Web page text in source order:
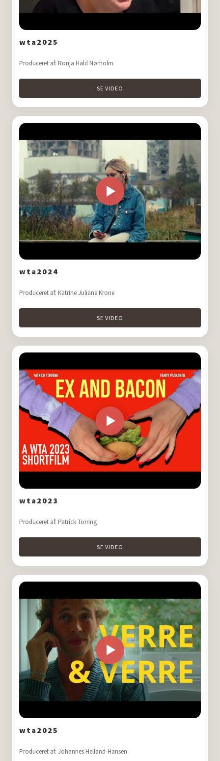
wta2025
Produceret af: Ronja Hald Nørholm
SE VIDEO
wta2024
Produceret af: Katrine Juliane Krone
SE VIDEO
wta2023
Produceret af: Patrick Torring
SE VIDEO
wta2025
Produceret af: Johannes Helland-Hansen